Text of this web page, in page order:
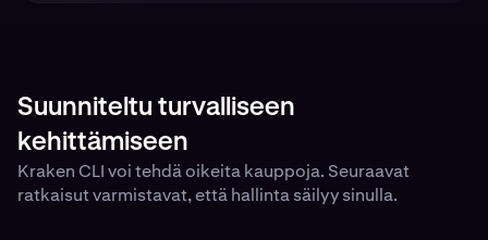
Suunniteltu turvalliseen
kehittämiseen
Kraken CLI voi tehdä oikeita kauppoja. Seuraavat
ratkaisut varmistavat, että hallinta säilyy sinulla.